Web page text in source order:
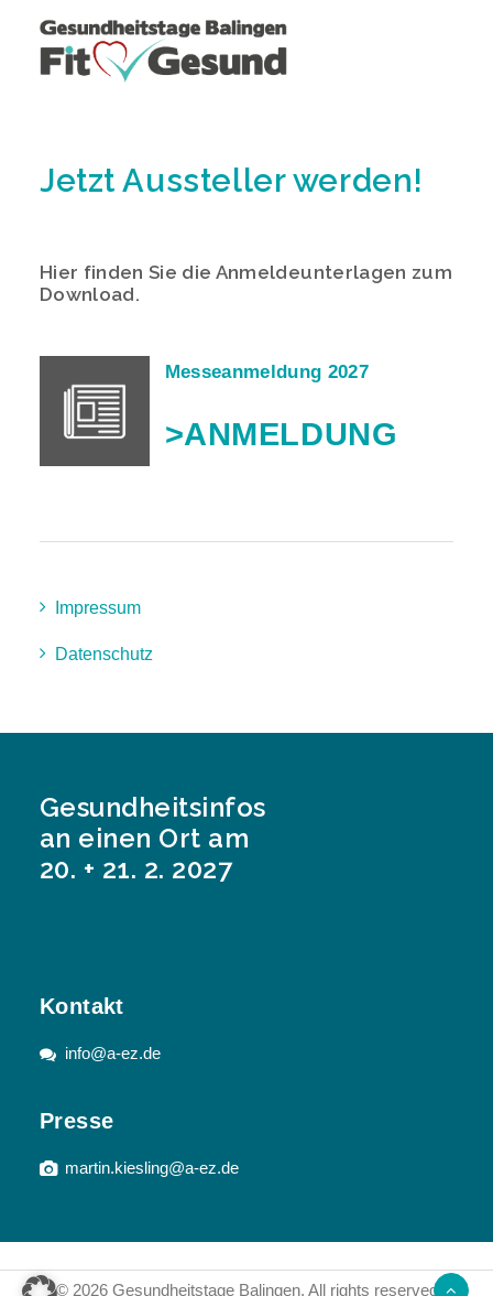
Jetzt Aussteller werden!
Hier finden Sie die Anmeldeunterlagen zum
Download.
Messeanmeldung 2027
>ANMELDUNG
Impressum
Datenschutz
Gesundheitsinfos
an einen Ort am
20. + 21. 2. 2027
Kontakt
info@a-ez.de
Presse
martin.kiesling@a-ez.de
© 2026 Gesundheitstage Balingen. All rights reserved